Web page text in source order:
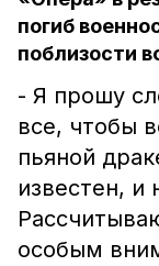
погиб
поблизости
- Я прошу
все, чтобы
пьяной
известен, и
особым